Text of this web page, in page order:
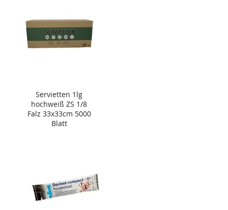
Servietten 1lg
hochweiß ZS 1/8
Falz 33x33cm 5000
Blatt